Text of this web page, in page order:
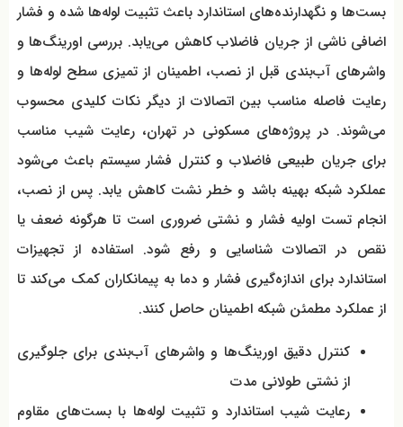
بست‌ها و نگهدارنده‌های استاندارد باعث تثبیت لوله‌ها شده و فشار
اضافی ناشی از جریان فاضلاب کاهش می‌یابد. بررسی اورینگ‌ها و
واشرهای آب‌بندی قبل از نصب، اطمینان از تمیزی سطح لوله‌ها و
رعایت فاصله مناسب بین اتصالات از دیگر نکات کلیدی محسوب
می‌شوند. در پروژه‌های مسکونی در تهران، رعایت شیب مناسب
برای جریان طبیعی فاضلاب و کنترل فشار سیستم باعث می‌شود
عملکرد شبکه بهینه باشد و خطر نشت کاهش یابد. پس از نصب،
انجام تست اولیه فشار و نشتی ضروری است تا هرگونه ضعف یا
نقص در اتصالات شناسایی و رفع شود. استفاده از تجهیزات
استاندارد برای اندازه‌گیری فشار و دما به پیمانکاران کمک می‌کند تا
از عملکرد مطمئن شبکه اطمینان حاصل کنند.
کنترل دقیق اورینگ‌ها و واشرهای آب‌بندی برای جلوگیری
از نشتی طولانی مدت
رعایت شیب استاندارد و تثبیت لوله‌ها با بست‌های مقاوم